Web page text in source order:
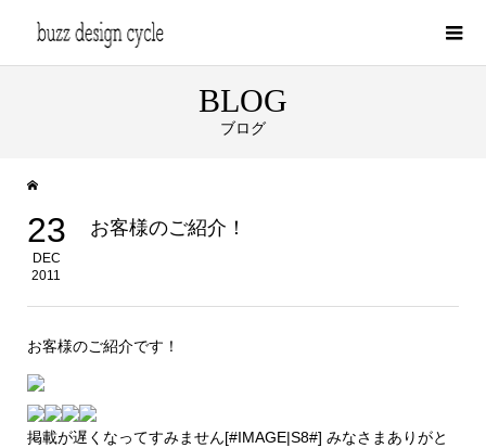
BLOG
ブログ
23
DEC
2011
お客様のご紹介！
お客様のご紹介です！
掲載が遅くなってすみません[#IMAGE|S8#] みなさまありがと